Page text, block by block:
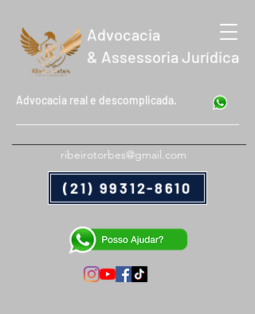
Advocacia
& Assessoria Jurídica
Advocacia real e descomplicada.
ribeirotorbes@gmail.com
(21) 99312-8610